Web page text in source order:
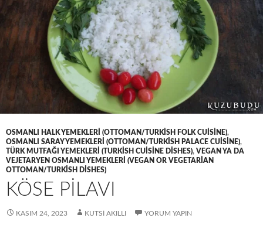
OSMANLI HALK YEMEKLERI (OTTOMAN/TURKISH FOLK CUISINE),
OSMANLI SARAY YEMEKLERI (OTTOMAN/TURKISH PALACE CUISINE),
TÜRK MUTFAĞI YEMEKLERI (TURKISH CUISINE DISHES), VEGAN YA DA
VEJETARYEN OSMANLI YEMEKLERI (VEGAN OR VEGETARIAN
OTTOMAN/TURKISH DISHES)
KÖSE PİLAVI
KASIM 24, 2023 KUTSI AKILLI YORUM YAPIN